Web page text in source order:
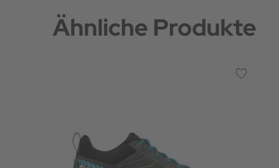
Ähnliche Produkte